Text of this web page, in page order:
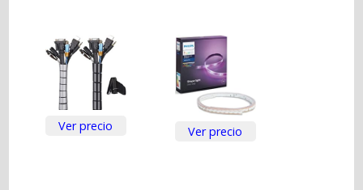
Ver precio Ver precio